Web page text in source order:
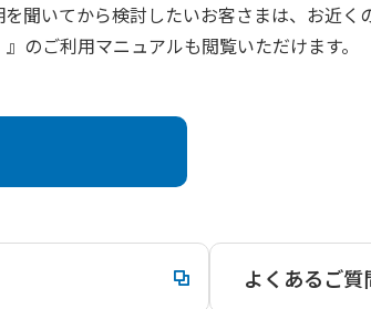
聞いてから検討したいお客さまは、お近く
のご利用マニュアルも閲覧いただけます。
よくあるご質